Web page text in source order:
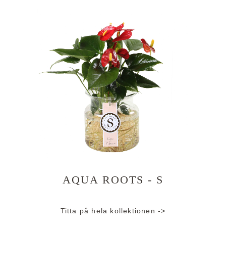
AQUA ROOTS - S
Titta på hela kollektionen ->